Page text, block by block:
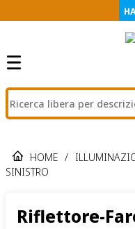
HOME /
SINISTRO
Riflettore-